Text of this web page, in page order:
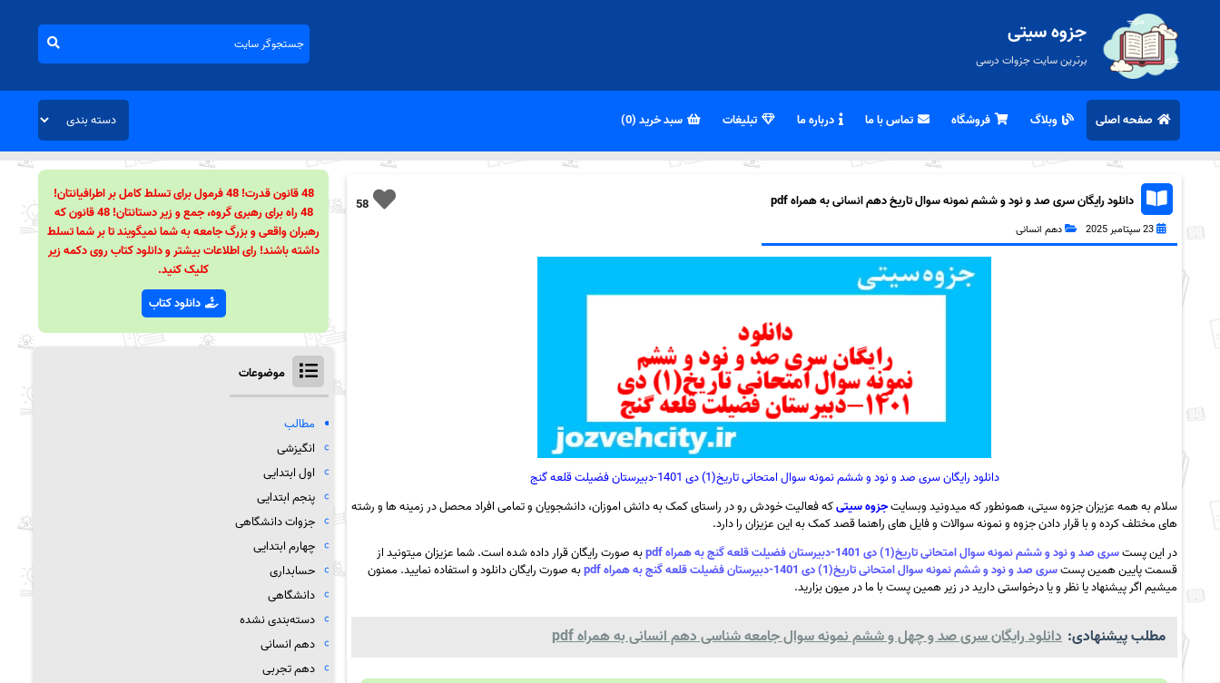
جزوه سیتی
برترین سایت جزوات درسی
صفحه اصلی وبلاگ فروشگاه تماس با ما درباره ما تبلیغات سبد خرید (0)
58 دانلود رایگان سری صد و نود و ششم نمونه سوال تاریخ دهم انسانی به همراه pdf
23 سپتامبر 2025 دهم انسانی
دانلود رایگان سری صد و نود و ششم نمونه سوال امتحانی تاریخ(1) دی 1401-دبیرستان فضیلت قلعه گنج
سلام به همه عزیزان جزوه سیتی، همونطور که میدونید وبسایتجزوه سیتیکه فعالیت خودش رو در راستای کمک به دانش اموزان، دانشجویان و تمامی افراد محصل در زمینه ها و رشته
های مختلف کرده و با قرار دادن جزوه و نمونه سوالات و فایل های راهنما قصد کمک به این عزیزان را دارد.
در این پستسری صد و نود و ششم نمونه سوال امتحانی تاریخ(1) دی 1401-دبیرستان فضیلت قلعه گنج به همراه pdf
به صورت رایگان قرار داده شده است. شما عزیزان میتونید از
قسمت پایین همین پستسری صد و نود و ششم نمونه سوال امتحانی تاریخ(1) دی 1401-دبیرستان فضیلت قلعه گنج به همراه pdf
به صورت رایگان دانلود و استفاده نمایید. ممنون
میشیم اگر پیشنهاد یا نظر و یا درخواستی دارید در زیر همین پست با ما در میون بزارید.
مطلب پیشنهادی: دانلود رایگان سری صد و چهل و ششم نمونه سوال جامعه شناسی دهم انسانی به همراه pdf
48 قانون قدرت! 48 فرمول برای تسلط کامل بر اطرافیانتان!
48 راه برای رهبری گروه، جمع و زیر دستانتان! 48 قانون که
رهبران واقعی و بزرگ جامعه به شما نمیگویند تا بر شما تسلط
داشته باشند! رای اطلاعات بیشتر و دانلود کتاب روی دکمه زیر
کلیک کنید.
دانلود کتاب
موضوعات
مطالب
انگیزشی
اول ابتدایی
پنجم ابتدایی
جزوات دانشگاهی
چهارم ابتدایی
حسابداری
دانشگاهی
دسته‌بندی نشده
دهم انسانی
دهم تجربی